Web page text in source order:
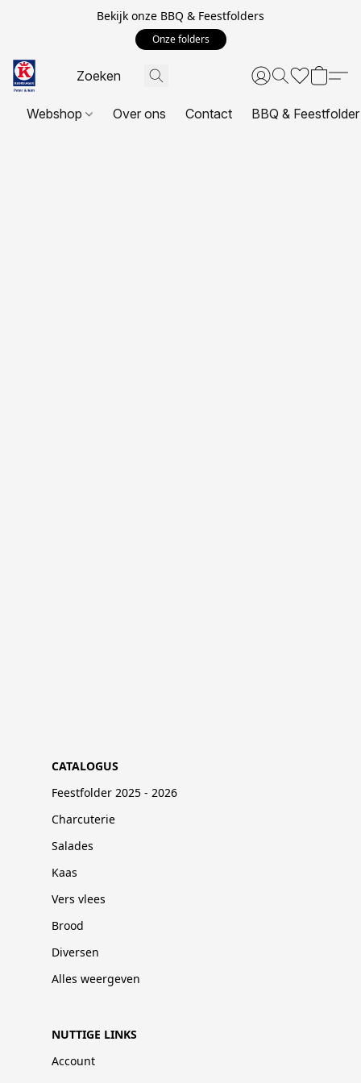
Bekijk onze BBQ & Feestfolders
Onze folders
Webshop Over ons Contact BBQ & Feestfolder
CATALOGUS
Feestfolder 2025 - 2026
Charcuterie
Salades
Kaas
Vers vlees
Brood
Diversen
Alles weergeven
NUTTIGE LINKS
Account